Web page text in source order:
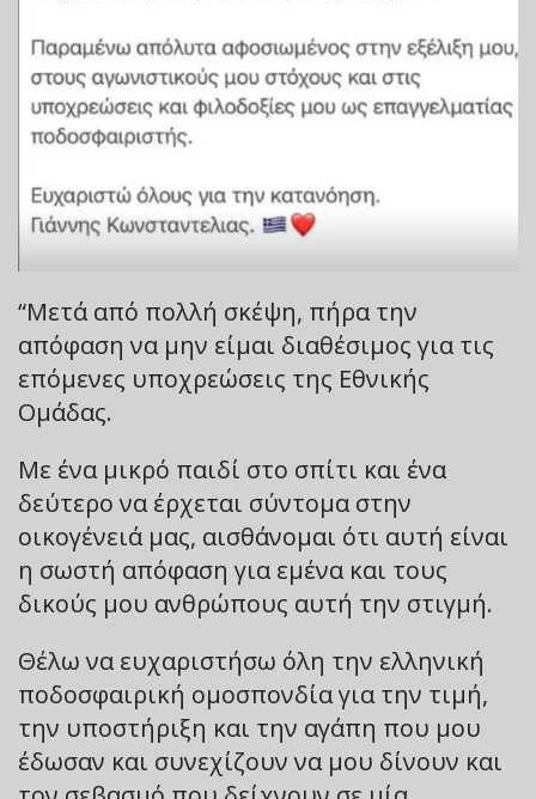
“Μετά από πολλή σκέψη, πήρα την
απόφαση να μην είμαι διαθέσιμος για τις
επόμενες υποχρεώσεις της Εθνικής
Ομάδας.
Με ένα μικρό παιδί στο σπίτι και ένα
δεύτερο να έρχεται σύντομα στην
οικογένειά μας, αισθάνομαι ότι αυτή είναι
η σωστή απόφαση για εμένα και τους
δικούς μου ανθρώπους αυτή την στιγμή.
Θέλω να ευχαριστήσω όλη την ελληνική
ποδοσφαιρική ομοσπονδία για την τιμή,
την υποστήριξη και την αγάπη που μου
έδωσαν και συνεχίζουν να μου δίνουν και